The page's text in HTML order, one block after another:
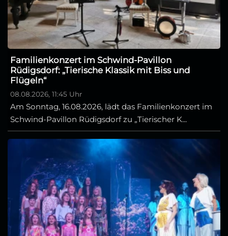
Familienkonzert im Schwind-Pavillon
Rüdigsdorf: „Tierische Klassik mit Biss und
Flügeln“
08.08.2026, 11:45 Uhr
Am Sonntag, 16.08.2026, lädt das Familienkonzert im
Schwind-Pavillon Rüdigsdorf zu „Tierischer K...